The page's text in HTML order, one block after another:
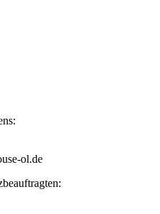
ol.de